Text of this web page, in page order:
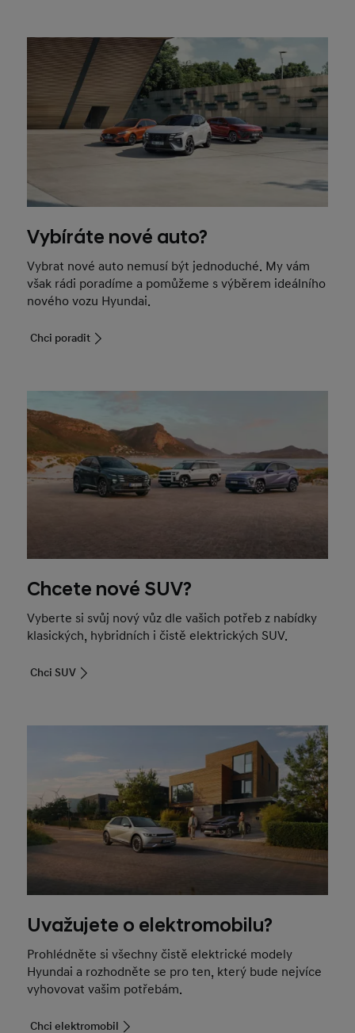
Vybíráte nové auto?
Vybrat nové auto nemusí být jednoduché. My vám
však rádi poradíme a pomůžeme s výběrem ideálního
nového vozu Hyundai.
Chci poradit
Chcete nové SUV?
Vyberte si svůj nový vůz dle vašich potřeb z nabídky
klasických, hybridních i čistě elektrických SUV.
Chci SUV
Uvažujete o elektromobilu?
Prohlédněte si všechny čistě elektrické modely
Hyundai a rozhodněte se pro ten, který bude nejvíce
vyhovovat vašim potřebám.
Chci elektromobil